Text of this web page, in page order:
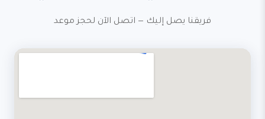
فريقنا يصل إليك — اتصل الآن لحجز موعد